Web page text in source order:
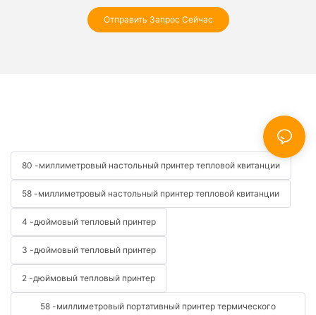
Отправить Запрос Сейчас
80 -миллиметровый настольный принтер тепловой квитанции
58 -миллиметровый настольный принтер тепловой квитанции
4 -дюймовый тепловый принтер
3 -дюймовый тепловый принтер
2 -дюймовый тепловый принтер
58 -миллиметровый портативный принтер термического